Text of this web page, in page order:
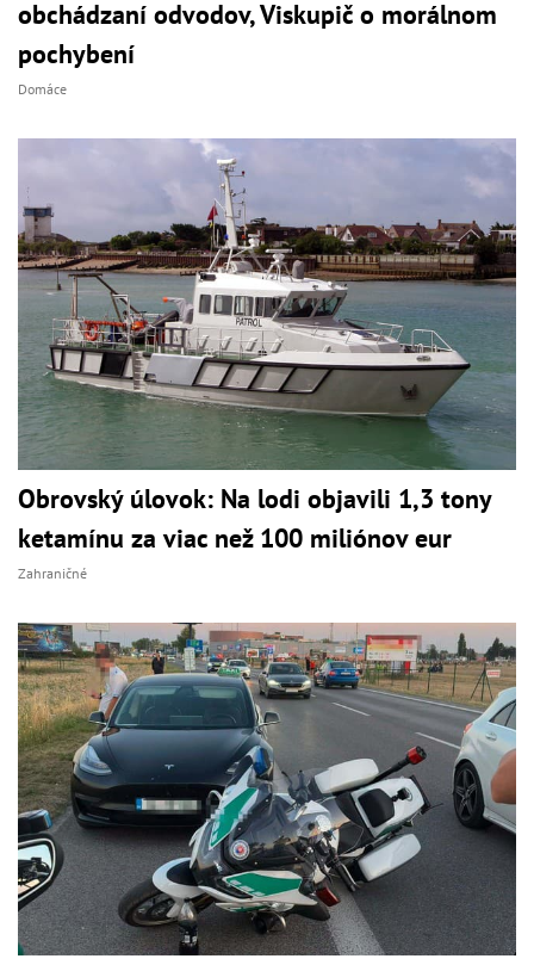
obchádzaní odvodov, Viskupič o morálnom
pochybení
Domáce
Obrovský úlovok: Na lodi objavili 1,3 tony
ketamínu za viac než 100 miliónov eur
Zahraničné